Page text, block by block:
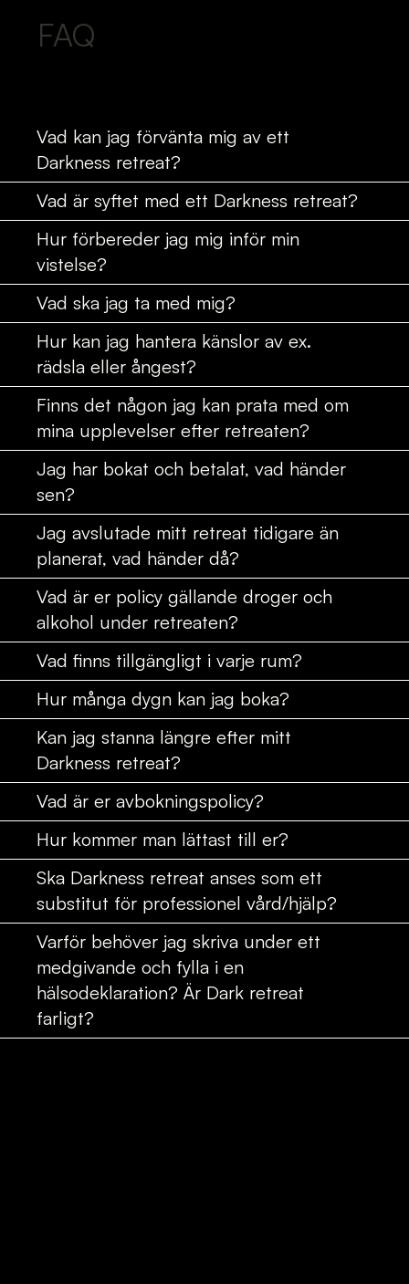
FAQ
Vad kan jag förvänta mig av ett
Darkness retreat?
Vad är syftet med ett Darkness retreat?
Hur förbereder jag mig inför min
vistelse?
Vad ska jag ta med mig?
Hur kan jag hantera känslor av ex.
rädsla eller ångest?
Finns det någon jag kan prata med om
mina upplevelser efter retreaten?
Jag har bokat och betalat, vad händer
sen?
Jag avslutade mitt retreat tidigare än
planerat, vad händer då?
Vad är er policy gällande droger och
alkohol under retreaten?
Vad finns tillgängligt i varje rum?
Hur många dygn kan jag boka?
Kan jag stanna längre efter mitt
Darkness retreat?
Vad är er avbokningspolicy?
Hur kommer man lättast till er?
Ska Darkness retreat anses som ett
substitut för professionel vård/hjälp?
Varför behöver jag skriva under ett
medgivande och fylla i en
hälsodeklaration? Är Dark retreat
farligt?